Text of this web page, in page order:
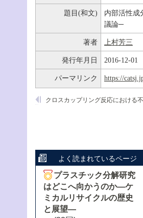
題目(和文)
内部活性成
議論─
著者 上村芳三
発行年月日 2016-12-01
パーマリンク https://
よく読まれているページ
プラスチック分解研究
はどこへ向かうのか―ケ
ミカルリサイクルの歴史
と展望―